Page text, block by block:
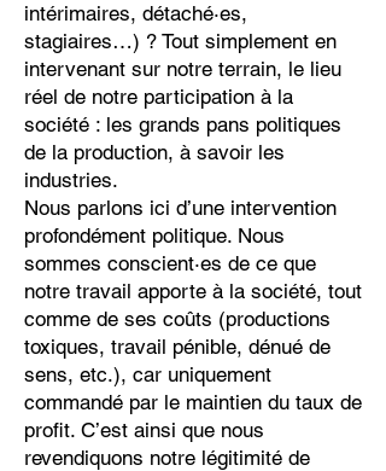
intérimaires, détaché·es,
stagiaires…) ? Tout simplement en
intervenant sur notre terrain, le lieu
réel de notre participation à la
société : les grands pans politiques
de la production, à savoir les
industries.
Nous parlons ici d’une intervention
profondément politique. Nous
sommes conscient·es de ce que
notre travail apporte à la société, tout
comme de ses coûts (productions
toxiques, travail pénible, dénué de
sens, etc.), car uniquement
commandé par le maintien du taux de
profit. C’est ainsi que nous
revendiquons notre légitimité de